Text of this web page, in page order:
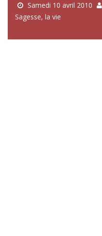
Samedi 10 avril 2010
Sagesse, la vie